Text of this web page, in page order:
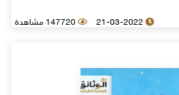
21-03-2022 147720 مشاهدة